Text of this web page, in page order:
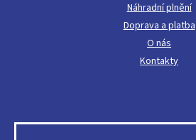
Náhradní plnění
Doprava a platba
O nás
Kontakty